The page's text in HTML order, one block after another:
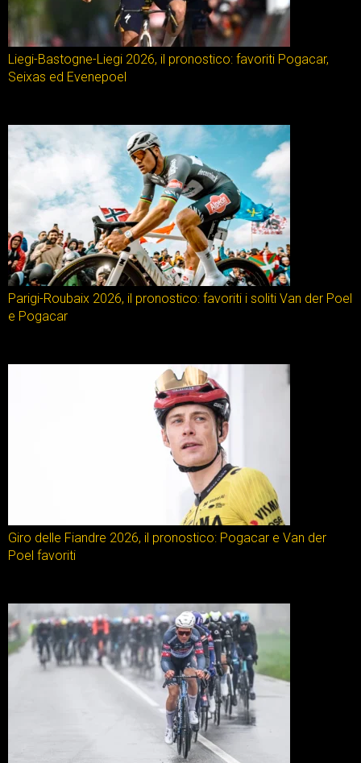
Liegi-Bastogne-Liegi 2026, il pronostico: favoriti Pogacar,
Seixas ed Evenepoel
Parigi-Roubaix 2026, il pronostico: favoriti i soliti Van der Poel
e Pogacar
Giro delle Fiandre 2026, il pronostico: Pogacar e Van der
Poel favoriti